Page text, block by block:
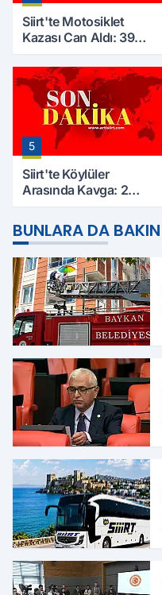
Siirt'te Motosiklet
Kazası Can Aldı: 39
Hayatını Kaybetti
5
Siirt'te Köylüler
Arasında Kavga: 2
Ağır
BUNLARA DA BAKIN